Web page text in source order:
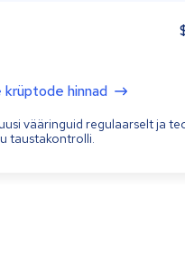
krüptode hinnad
vääringuid regulaarselt ja
taustakontrolli.